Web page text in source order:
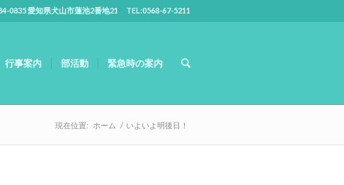
0835 愛知県犬山市蓮池2番地21 TEL:0568-67-5211
行事案内 部活動 緊急時の案内
現在位置: ホーム / いよいよ明後日！